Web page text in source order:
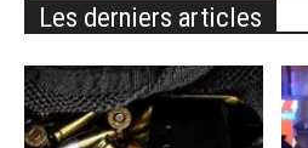
Les derniers articles